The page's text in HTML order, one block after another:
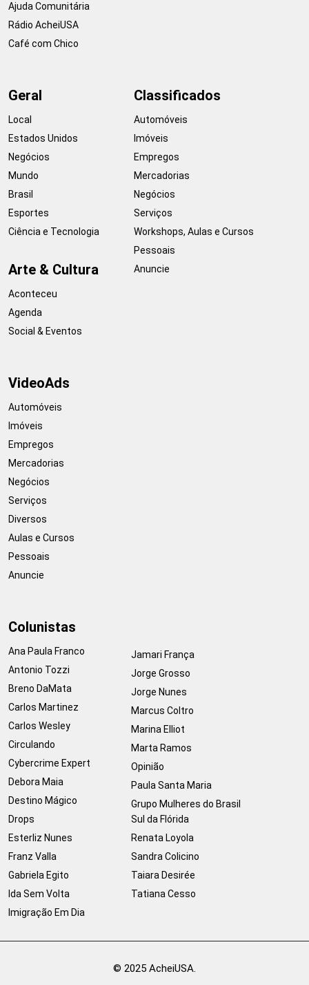
Ajuda Comunitária
Rádio AcheiUSA
Café com Chico
Geral
Local
Estados Unidos
Negócios
Mundo
Brasil
Esportes
Ciência e Tecnologia
Arte & Cultura
Aconteceu
Agenda
Social & Eventos
Classificados
Automóveis
Imóveis
Empregos
Mercadorias
Negócios
Serviços
Workshops, Aulas e Cursos
Pessoais
Anuncie
VideoAds
Automóveis
Imóveis
Empregos
Mercadorias
Negócios
Serviços
Diversos
Aulas e Cursos
Pessoais
Anuncie
Colunistas
Ana Paula Franco
Antonio Tozzi
Breno DaMata
Carlos Martinez
Carlos Wesley
Circulando
Cybercrime Expert
Debora Maia
Destino Mágico
Drops
Esterliz Nunes
Franz Valla
Gabriela Egito
Ida Sem Volta
Imigração Em Dia
Jamari França
Jorge Grosso
Jorge Nunes
Marcus Coltro
Marina Elliot
Marta Ramos
Opinião
Paula Santa Maria
Grupo Mulheres do Brasil
Sul da Flórida
Renata Loyola
Sandra Colicino
Taiara Desirée
Tatiana Cesso
© 2025 AcheiUSA.